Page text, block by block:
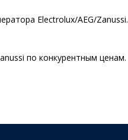
Electrolux/AEG/Zanussi.
по конкурентным ценам.
1115 ₴